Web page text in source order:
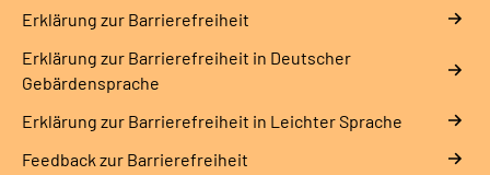
Erklärung zur Barrierefreiheit
Erklärung zur Barrierefreiheit in Deutscher
Gebärdensprache
Erklärung zur Barrierefreiheit in Leichter Sprache
Feedback zur Barrierefreiheit